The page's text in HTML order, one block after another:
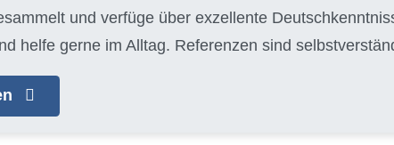
und verfüge über exzellente
helfe gerne im Alltag. Referenzen sind